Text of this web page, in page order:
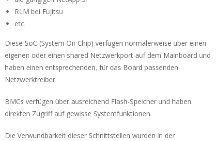
RLM bei Fujitsu
etc.
Diese SoC (System On Chip) verfügen normalerweise über einen
eigenen oder einen shared Netzwerkport auf dem Mainboard und
haben einen entsprechenden, für das Board passenden
Netzwerktreiber.
BMCs verfügen über ausreichend Flash-Speicher und haben
direkten Zugriff auf gewisse Systemfunktionen.
Die Verwundbarkeit dieser Schnittstellen wurden in der